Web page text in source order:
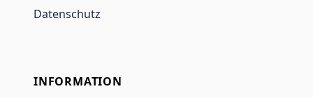
Datenschutz
INFORMATION